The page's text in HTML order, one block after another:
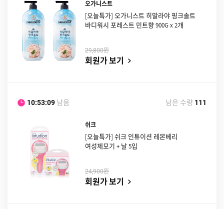
오가니스트
[오늘특가] 오가니스트 히말라야 핑크솔트
바디워시 포레스트 민트향 900G x 2개
29,800원
회원가 보기
10:53:08 남음 남은 수량 111
쉬크
[오늘특가] 쉬크 인튜이션 레몬베리
여성제모기 + 날 5입
24,900원
회원가 보기